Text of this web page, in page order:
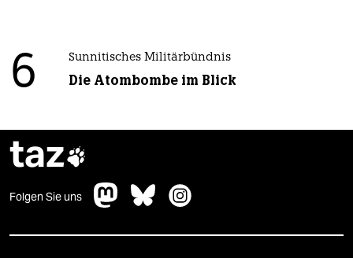
6 Sunnitisches Militärbündnis
Die Atombombe im Blick
taz
Folgen Sie uns